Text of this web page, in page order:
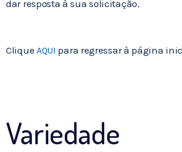
dar resposta à sua solicitação.
Clique AQUI para regressar à página
Variedade